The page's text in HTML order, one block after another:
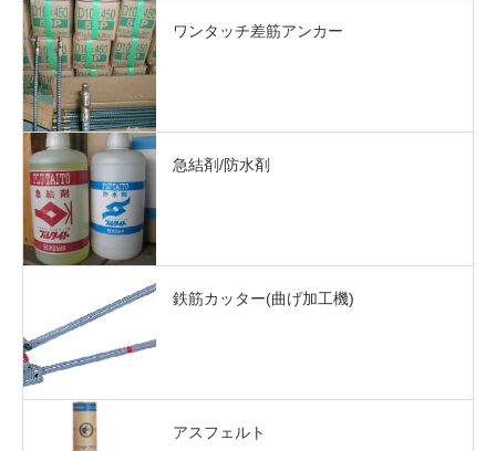
ワンタッチ差筋アンカー
急結剤/防水剤
鉄筋カッター(曲げ加工機)
アスフェルト